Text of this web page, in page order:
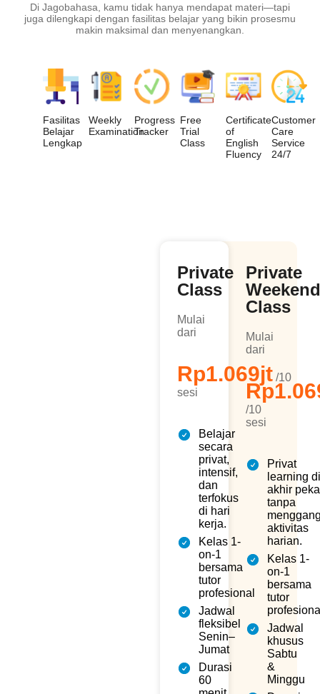
Di Jagobahasa, kamu tidak hanya mendapat materi—tapi
juga dilengkapi dengan fasilitas belajar yang bikin prosesmu
makin maksimal dan menyenangkan.
Fasilitas
Belajar
Lengkap
Weekly
Examination
Progress
Tracker
Free
Trial
Class
Certificate
of
English
Fluency
Customer
Care
Service
24/7
Private
Class
Mulai
dari
Rp1.069jt /10
sesi
Belajar
secara
privat,
intensif,
dan
terfokus
di hari
kerja.
Kelas 1-
on-1
bersama
tutor
profesional
Jadwal
fleksibel
Senin–
Jumat
Durasi
60
Private
Weekend
Class
Mulai
dari
/10
sesi
Privat
learning di
akhir
tanpa
aktivitas
harian.
Kelas 1-
on-1
bersama
tutor
Jadwal
khusus
Sabtu
&
Minggu